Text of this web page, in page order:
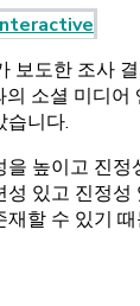
보도한 조사
소셜 미디어
습니다.
을 높이고 진정
있고 진정성
할 수 있기